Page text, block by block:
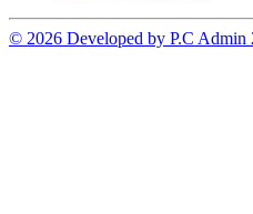
© 2026 Developed by P.C Admin